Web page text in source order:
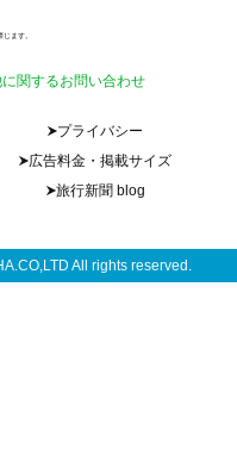
ます。
関するお問い合わせ
プライバシー
広告料金・掲載サイズ
旅行新聞 blog
All rights reserved.